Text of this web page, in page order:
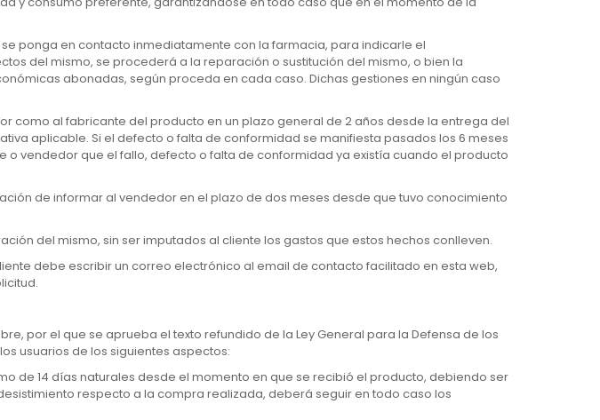
ponga en contacto inmediatamente con la farmacia, para indicarle el
del mismo, se procederá a la reparación o sustitución del mismo, o bien la
abonadas, según proceda en cada caso. Dichas gestiones en ningún caso
como al fabricante del producto en un plazo general de 2 años desde la entrega del
aplicable. Si el defecto o falta de conformidad se manifiesta pasados los 6 meses
vendedor que el fallo, defecto o falta de conformidad ya existía cuando el producto
de informar al vendedor en el plazo de dos meses desde que tuvo conocimiento
del mismo, sin ser imputados al cliente los gastos que estos hechos conlleven.
debe escribir un correo electrónico al email de contacto facilitado en esta web,
por el que se aprueba el texto refundido de la Ley General para la Defensa de los
usuarios de los siguientes aspectos:
de 14 días naturales desde el momento en que se recibió el producto, debiendo ser
respecto a la compra realizada, deberá seguir en todo caso los